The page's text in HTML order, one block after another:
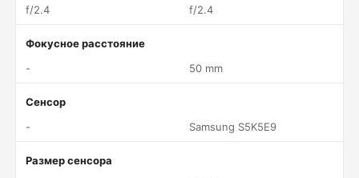
f/2.4
f/2.4
Фокусное расстояние
-
50 mm
Сенсор
-
Samsung S5K5E9
Размер сенсора